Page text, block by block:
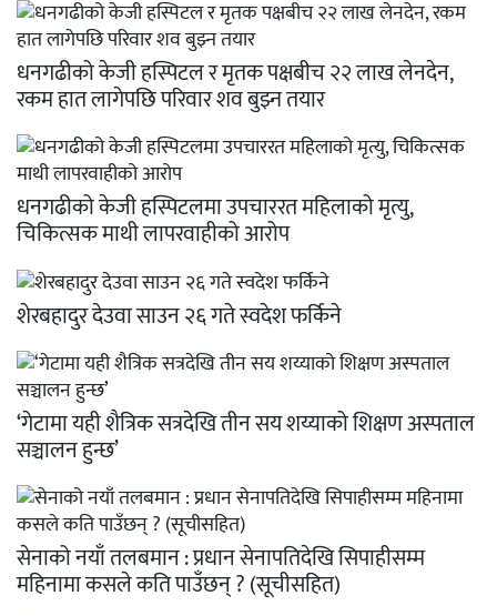
धनगढीको केजी हस्पिटल र मृतक पक्षबीच २२ लाख लेनदेन,
रकम हात लागेपछि परिवार शव बुझ्न तयार
धनगढीको केजी हस्पिटलमा उपचाररत महिलाको मृत्यु,
चिकित्सक माथी लापरवाहीको आरोप
शेरबहादुर देउवा साउन २६ गते स्वदेश फर्किने
‘गेटामा यही शैत्रिक सत्रदेखि तीन सय शय्याको शिक्षण अस्पताल
सञ्चालन हुन्छ’
सेनाको नयाँ तलबमान : प्रधान सेनापतिदेखि सिपाहीसम्म
महिनामा कसले कति पाउँछन् ? (सूचीसहित)